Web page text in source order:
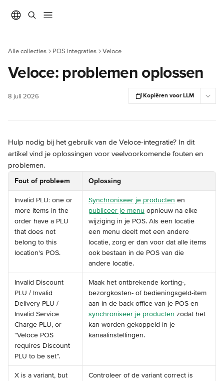
Alle collecties POS Integraties Veloce
Veloce: problemen oplossen
8 juli 2026 Kopiëren voor LLM
Hulp nodig bij het gebruik van de Veloce-integratie? In dit
artikel vind je oplossingen voor veelvoorkomende fouten en
problemen.
Fout of probleem Oplossing
Invalid PLU: one or
more items in the
order have a PLU
that does not
belong to this
location's POS.
Synchroniseer je producten en
publiceer je menu opnieuw na elke
wijziging in je POS. Als een locatie
een menu deelt met een andere
locatie, zorg er dan voor dat alle items
ook bestaan in de POS van die
andere locatie.
Invalid Discount
PLU / Invalid
Delivery PLU /
Invalid Service
Charge PLU, or
“Veloce POS
requires Discount
PLU to be set”.
Maak het ontbrekende korting-,
bezorgkosten- of bedieningsgeld-item
aan in de back office van je POS en
synchroniseer je producten zodat het
kan worden gekoppeld in je
kanaalinstellingen.
X is a variant, but
Controleer of de variant correct is